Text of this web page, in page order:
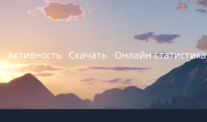
Активность Скачать Онлайн статистика